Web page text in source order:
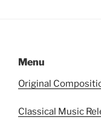
Menu
Original
Classical Music